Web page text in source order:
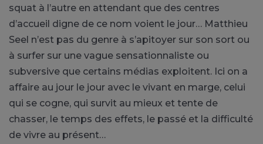
squat à l’autre en attendant que des centres
d’accueil digne de ce nom voient le jour… Matthieu
Seel n’est pas du genre à s’apitoyer sur son sort ou
à surfer sur une vague sensationnaliste ou
subversive que certains médias exploitent. Ici on a
affaire au jour le jour avec le vivant en marge, celui
qui se cogne, qui survit au mieux et tente de
chasser, le temps des effets, le passé et la difficulté
de vivre au présent…